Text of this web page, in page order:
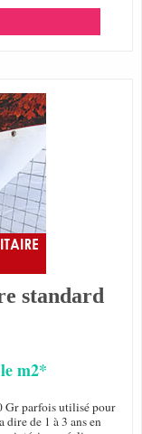
standard
m2*
Gr parfois utilisé pour
dire de 1 à 3 ans en